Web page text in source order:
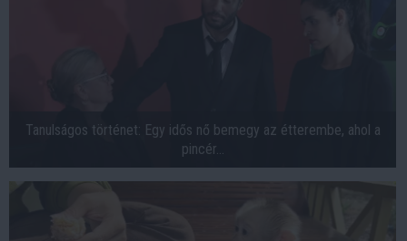
Tanulságos történet: Egy idős nő bemegy az étterembe, ahol a
pincér...